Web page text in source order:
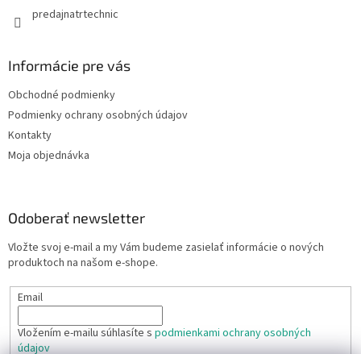
predajnatrtechnic
Informácie pre vás
Obchodné podmienky
Podmienky ochrany osobných údajov
Kontakty
Moja objednávka
Odoberať newsletter
Vložte svoj e-mail a my Vám budeme zasielať informácie o nových
produktoch na našom e-shope.
Email
Vložením e-mailu súhlasíte s podmienkami ochrany osobných
údajov